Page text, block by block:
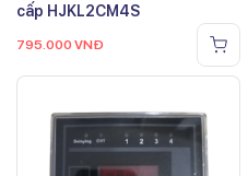
cấp HJKL2CM4S
795.000 VNĐ